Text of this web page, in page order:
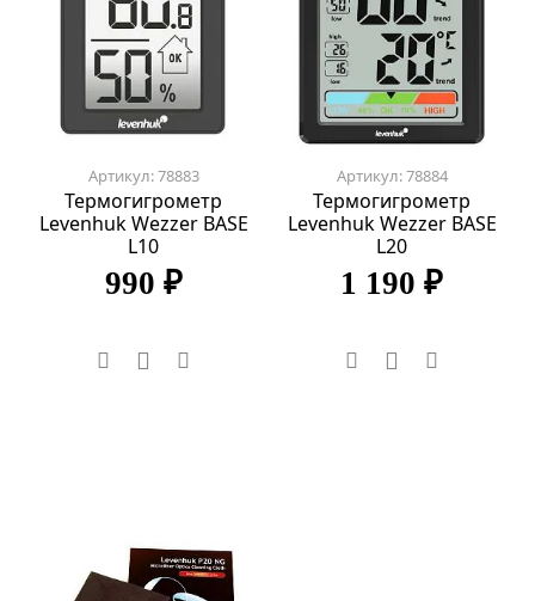
Артикул: 78883
Термогигрометр
Levenhuk Wezzer BASE
L10
990 ₽
Артикул: 78884
Термогигрометр
Levenhuk Wezzer BASE
L20
1 190 ₽